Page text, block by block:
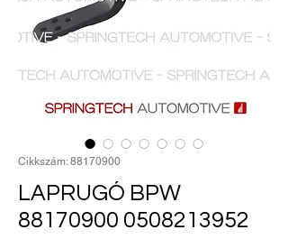
Cikkszám: 88170900
LAPRUGÓ BPW
88170900 0508213952